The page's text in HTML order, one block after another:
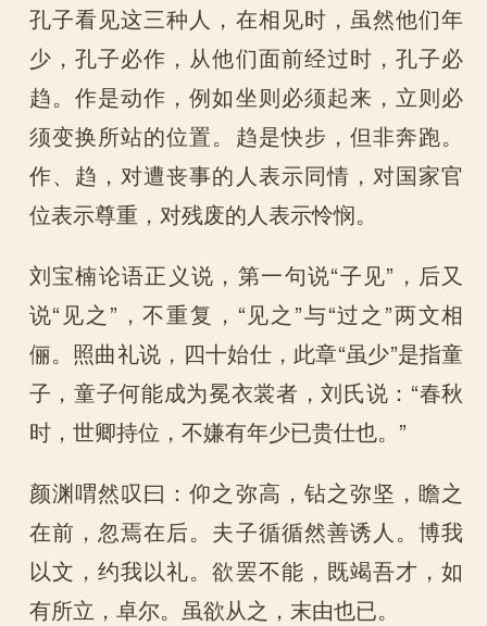
孔子看见这三种人，在相见时，虽然他们年
少，孔子必作，从他们面前经过时，孔子必
趋。作是动作，例如坐则必须起来，立则必
须变换所站的位置。趋是快步，但非奔跑。
作、趋，对遭丧事的人表示同情，对国家官
位表示尊重，对残废的人表示怜悯。
刘宝楠论语正义说，第一句说“子见”，后又
说“见之”，不重复，“见之”与“过之”两文相
俪。照曲礼说，四十始仕，此章“虽少”是指童
子，童子何能成为冕衣裳者，刘氏说：“春秋
时，世卿持位，不嫌有年少已贵仕也。”
颜渊喟然叹曰：仰之弥高，钻之弥坚，瞻之
在前，忽焉在后。夫子循循然善诱人。博我
以文，约我以礼。欲罢不能，既竭吾才，如
有所立，卓尔。虽欲从之，末由也已。